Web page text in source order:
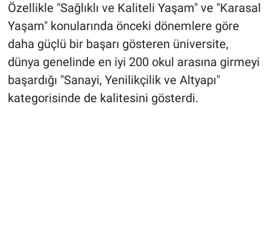
Özellikle "Sağlıklı ve Kaliteli Yaşam" ve "Karasal
Yaşam" konularında önceki dönemlere göre
daha güçlü bir başarı gösteren üniversite,
dünya genelinde en iyi 200 okul arasına girmeyi
başardığı "Sanayi, Yenilikçilik ve Altyapı"
kategorisinde de kalitesini gösterdi.